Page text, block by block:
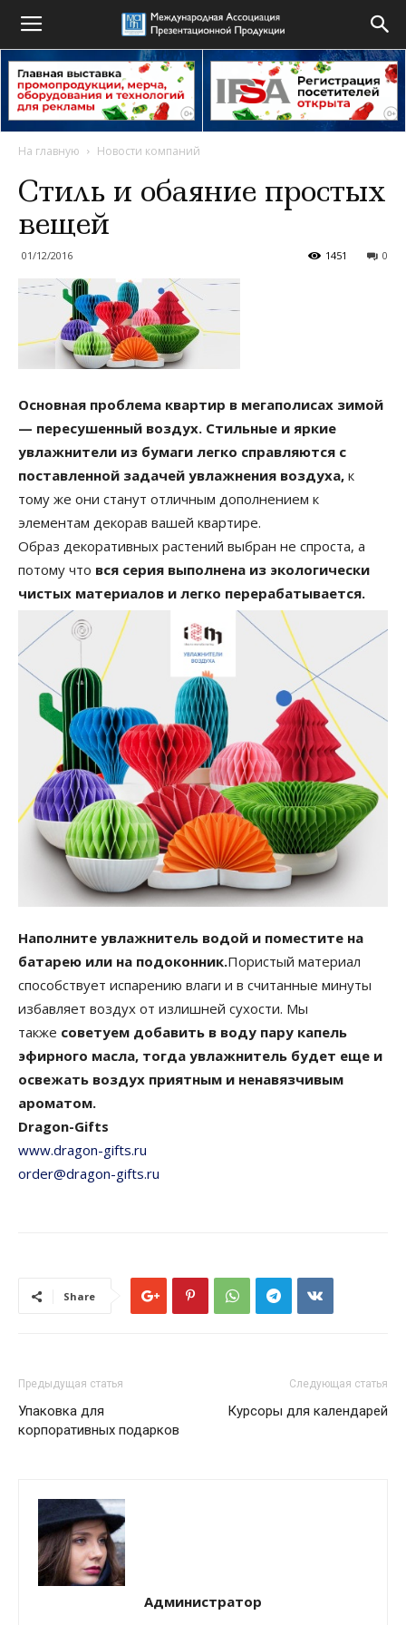
На главную Новости компаний
Стиль и обаяние простых
вещей
01/12/2016 0
1451
Основная проблема квартир в мегаполисах зимой
— пересушенный воздух. Стильные и яркие
увлажнители из бумаги легко справляются с
поставленной задачей увлажнения воздуха, к
тому же они станут отличным дополнением к
элементам декорав вашей квартире.
Образ декоративных растений выбран не спроста, а
потому что вся серия выполнена из экологически
чистых материалов и легко перерабатывается.
Наполните увлажнитель водой и поместите на
батарею или на подоконник.Пористый материал
способствует испарению влаги и в считанные минуты
избавляет воздух от излишней сухости. Мы
также советуем добавить в воду пару капель
эфирного масла, тогда увлажнитель будет еще и
освежать воздух приятным и ненавязчивым
ароматом.
Dragon-Gifts
www.dragon-gifts.ru
order@dragon-gifts.ru
Share
Предыдущая статья
Упаковка для
корпоративных подарков
Следующая статья
Курсоры для календарей
Администратор